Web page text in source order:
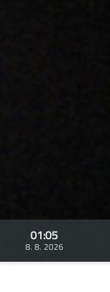
01:05
8. 8. 2026